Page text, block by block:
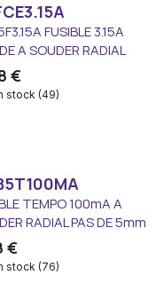
FUSIBLE 3.15A
A SOUDER RADIAL
€
stock (49)
TEMPO 100mA A
RADIAL PAS DE 5mm
€
stock (76)